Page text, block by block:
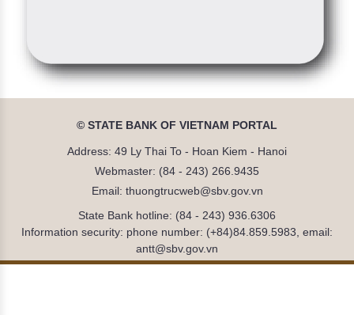
© STATE BANK OF VIETNAM PORTAL
Address: 49 Ly Thai To - Hoan Kiem - Hanoi
Webmaster: (84 - 243) 266.9435
Email: thuongtrucweb@sbv.gov.vn
State Bank hotline: (84 - 243) 936.6306
Information security: phone number: (+84)84.859.5983, email:
antt@sbv.gov.vn